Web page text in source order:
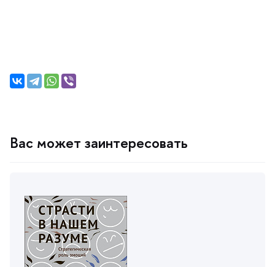
ас может заинтересовать